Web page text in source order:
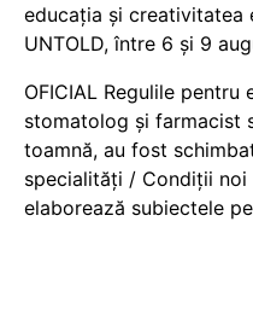
educația și creativitatea
UNTOLD, între 6 și 9
OFICIAL Regulile pentru
stomatolog și farmacist
toamnă, au fost
specialități / Condiții
elaborează subiectele